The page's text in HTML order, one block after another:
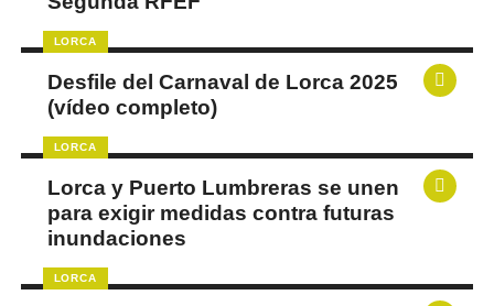
LORCA
Desfile del Carnaval de Lorca 2025
(vídeo completo)
LORCA
Lorca y Puerto Lumbreras se unen
para exigir medidas contra futuras
inundaciones
LORCA